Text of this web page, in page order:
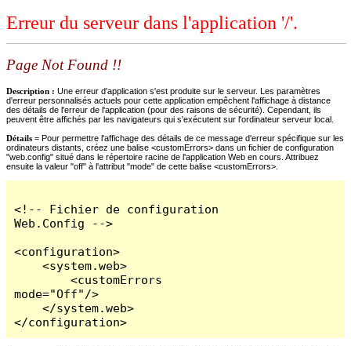
Erreur du serveur dans l'application '/'.
Page Not Found !!
Description : Une erreur d'application s'est produite sur le serveur. Les paramètres
d'erreur personnalisés actuels pour cette application empêchent l'affichage à distance
des détails de l'erreur de l'application (pour des raisons de sécurité). Cependant, ils
peuvent être affichés par les navigateurs qui s'exécutent sur l'ordinateur serveur local.
Détails = Pour permettre l'affichage des détails de ce message d'erreur spécifique sur les
ordinateurs distants, créez une balise <customErrors> dans un fichier de configuration
"web.config" situé dans le répertoire racine de l'application Web en cours. Attribuez
ensuite la valeur "off" à l'attribut "mode" de cette balise <customErrors>.
<!-- Fichier de configuration
Web.Config -->
<configuration>
    <system.web>
        <customErrors
mode="Off"/>
    </system.web>
</configuration>